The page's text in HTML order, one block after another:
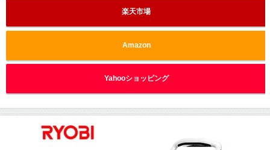
楽天市場
Amazon
Yahooショッピング